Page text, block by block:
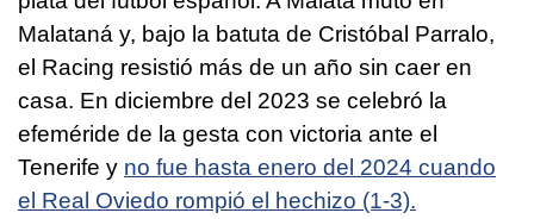
Malataná y, bajo la batuta de Cristóbal Parralo,
el Racing resistió más de un año sin caer en
casa. En diciembre del 2023 se celebró la
efeméride de la gesta con victoria ante el
Tenerife y no fue hasta enero del 2024 cuando
el Real Oviedo rompió el hechizo (1-3).